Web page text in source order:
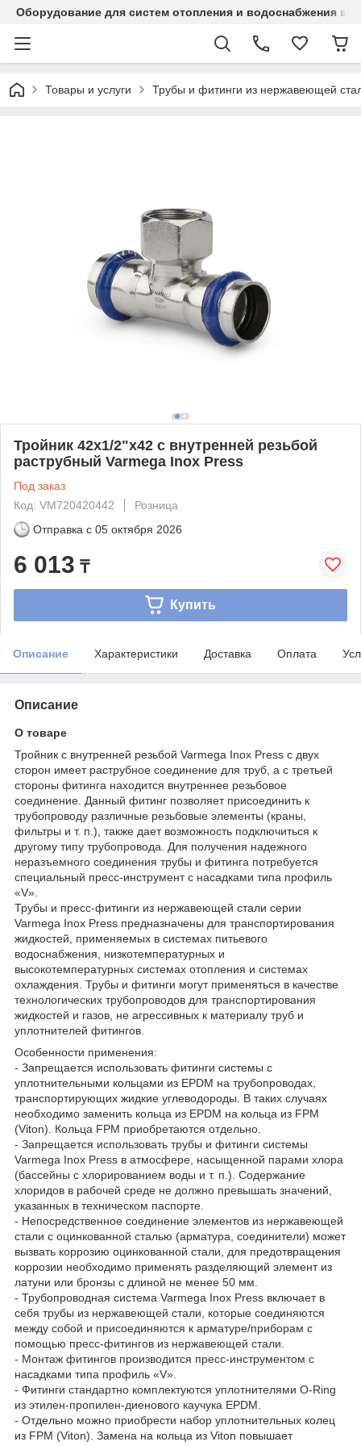
Оборудование для систем отопления и водоснабжения в
Товары и услуги Трубы и фитинги из нержавеющей
Тройник 42x1/2"x42 с внутренней резьбой
раструбный Varmega Inox Press
Под заказ
Код: VM720420442
Розница
Отправка с 05 октября 2026
6 013 ₸
Купить
Описание Характеристики Доставка Оплата
Описание
О товаре
Тройник с внутренней резьбой Varmega Inox Press с двух
сторон имеет раструбное соединение для труб, а с третьей
стороны фитинга находится внутреннее резьбовое
соединение. Данный фитинг позволяет присоединить к
трубопроводу различные резьбовые элементы (краны,
фильтры и т. п.), также дает возможность подключиться к
другому типу трубопровода. Для получения надежного
неразъемного соединения трубы и фитинга потребуется
специальный пресс-инструмент с насадками типа профиль
«V».
Трубы и пресс-фитинги из нержавеющей стали серии
Varmega Inox Press предназначены для транспортирования
жидкостей, применяемых в системах питьевого
водоснабжения, низкотемпературных и
высокотемпературных системах отопления и системах
охлаждения. Трубы и фитинги могут применяться в качестве
технологических трубопроводов для транспортирования
жидкостей и газов, не агрессивных к материалу труб и
уплотнителей фитингов.
Особенности применения:
- Запрещается использовать фитинги системы с
уплотнительными кольцами из EPDM на трубопроводах,
транспортирующих жидкие углеводороды. В таких случаях
необходимо заменить кольца из EPDM на кольца из FPM
(Viton). Кольца FPM приобретаются отдельно.
- Запрещается использовать трубы и фитинги системы
Varmega Inox Press в атмосфере, насыщенной парами хлора
(бассейны с хлорированием воды и т. п.). Содержание
хлоридов в рабочей среде не должно превышать значений,
указанных в техническом паспорте.
- Непосредственное соединение элементов из нержавеющей
стали с оцинкованной сталью (арматура, соединители) может
вызвать коррозию оцинкованной стали, для предотвращения
коррозии необходимо применять разделяющий элемент из
латуни или бронзы с длиной не менее 50 мм.
- Трубопроводная система Varmega Inox Press включает в
себя трубы из нержавеющей стали, которые соединяются
между собой и присоединяются к арматуре/приборам с
помощью пресс-фитингов из нержавеющей стали.
- Монтаж фитингов производится пресс-инструментом с
насадками типа профиль «V».
- Фитинги стандартно комплектуются уплотнителями O-Ring
из этилен-пропилен-диенового каучука EPDM.
- Отдельно можно приобрести набор уплотнительных колец
из FPM (Viton). Замена на кольца из Viton повышает